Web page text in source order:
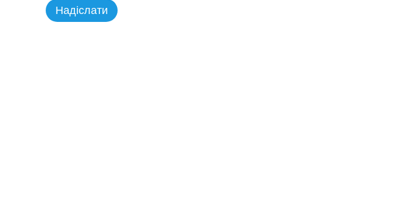
Надіслати